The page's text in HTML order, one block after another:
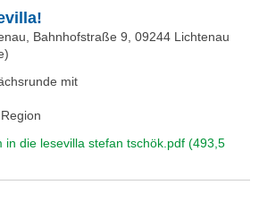
Bahnhofstraße 9, 09244 Lichtenau
mit
in die lesevilla stefan tschök.pdf (493,5